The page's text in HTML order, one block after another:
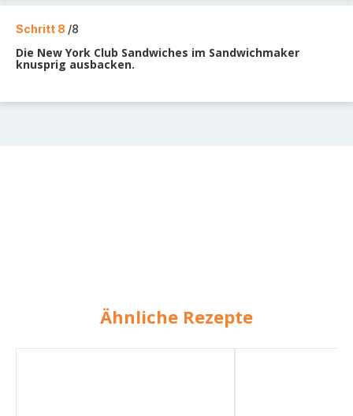
Schritt 8 /8
Die New York Club Sandwiches im Sandwichmaker
knusprig ausbacken.
Ähnliche Rezepte